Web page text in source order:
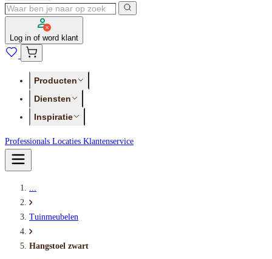
Log in of word klant
Producten
Diensten
Inspiratie
Professionals Locaties Klantenservice
...
Tuinmeubelen
Hangstoel zwart